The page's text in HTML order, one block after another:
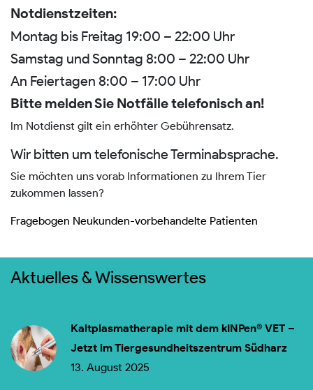
Notdienstzeiten:
Montag bis Freitag 19:00 – 22:00 Uhr
Samstag und Sonntag 8:00 – 22:00 Uhr
An Feiertagen 8:00 – 17:00 Uhr
Bitte melden Sie Notfälle telefonisch an!
Im Notdienst gilt ein erhöhter Gebührensatz.
Wir bitten um telefonische Terminabsprache.
Sie möchten uns vorab Informationen zu Ihrem Tier
zukommen lassen?
Fragebogen Neukunden-vorbehandelte Patienten
Aktuelles & Wissenswertes
Kaltplasmatherapie mit dem kINPen® VET –
Jetzt im Tiergesundheitszentrum Südharz
13. August 2025